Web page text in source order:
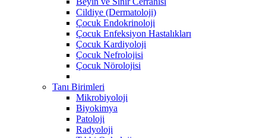
Cildiye (Dermatoloji)
Çocuk Endokrinoloji
Çocuk Enfeksiyon Hastalıkları
Çocuk Kardiyoloji
Çocuk Nefrolojisi
Çocuk Nörolojisi
Tanı Birimleri
Mikrobiyoloji
Biyokimya
Patoloji
Radyoloji